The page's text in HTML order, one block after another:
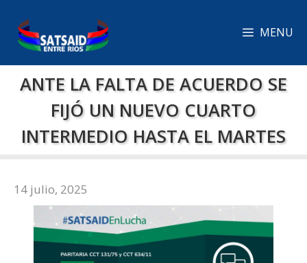
contenido
MENU
ANTE LA FALTA DE ACUERDO SE
FIJÓ UN NUEVO CUARTO
INTERMEDIO HASTA EL MARTES
14 julio, 2025